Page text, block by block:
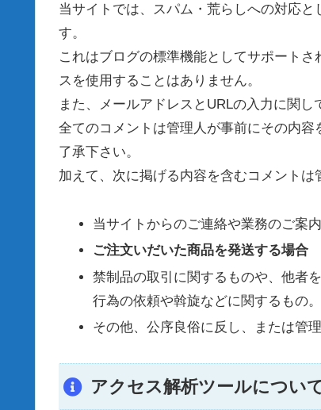
当サイトでは、スパム・荒らしへの対応
す。
これはブログの標準機能としてサポート
スを使用することはありません。
また、メールアドレスとURLの入力に関し
全てのコメントは管理人が事前にその内
了承下さい。
加えて、次に掲げる内容を含むコメントは
当サイトからのご連絡や業務のご案
ご注文いだいた商品を発送する場合
禁制品の取引に関するものや、他者
行為の依頼や斡旋などに関するもの。
その他、公序良俗に反し、または管
アクセス解析ツールについ